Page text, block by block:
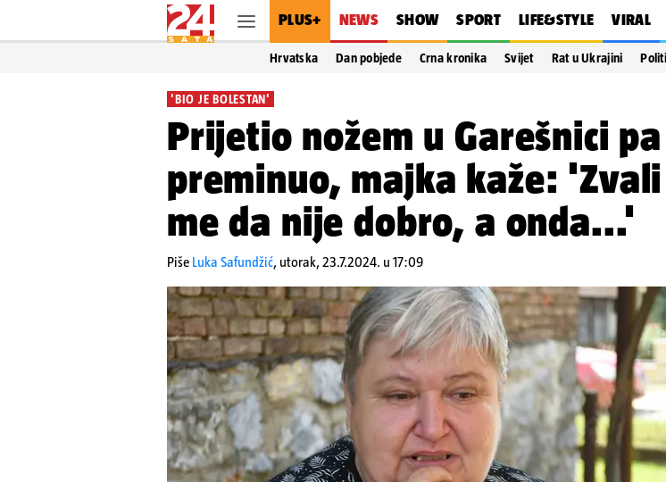
PLUS+ NEWS SHOW SPORT LIFE&STYLE VIRAL
Hrvatska Dan pobjede Crna kronika Svijet Rat u Ukrajini
'BIO JE BOLESTAN'
Prijetio nožem u Garešnici pa
preminuo, majka kaže: 'Zvali
me da nije dobro, a onda...'
Piše Luka Safundžić, utorak, 23.7.2024. u 17:09